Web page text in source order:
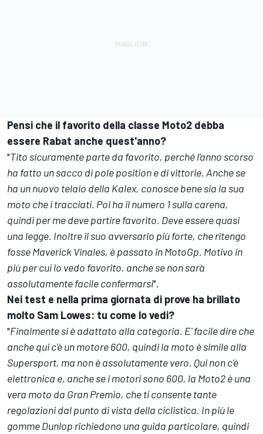
Pensi che il favorito della classe Moto2 debba
essere Rabat anche quest'anno?
"Tito sicuramente parte da favorito, perché l'anno scorso
ha fatto un sacco di pole position e di vittorie. Anche se
ha un nuovo telaio della Kalex, conosce bene sia la sua
moto che i tracciati. Poi ha il numero 1 sulla carena,
quindi per me deve partire favorito. Deve essere quasi
una legge. Inoltre il suo avversario più forte, che ritengo
fosse Maverick Vinales, è passato in MotoGp. Motivo in
più per cui lo vedo favorito, anche se non sarà
assolutamente facile confermarsi".
Nei test e nella prima giornata di prove ha brillato
molto Sam Lowes: tu come lo vedi?
"Finalmente si è adattato alla categoria. E' facile dire che
anche qui c'è un motore 600, quindi la moto è simile alla
Supersport, ma non è assolutamente vero. Qui non c'è
elettronica e, anche se i motori sono 600, la Moto2 è una
vera moto da Gran Premio, che ti consente tante
regolazioni dal punto di vista della ciclistica. In più le
gomme Dunlop richiedono una guida particolare, quindi